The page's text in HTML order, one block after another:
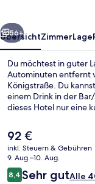
Weiter
56+
ÜbersichtZimmerLage
Du möchtest in guter
Autominuten entfernt
Königstraße. Du
einem Drink in der
dieses Hotel nur eine
Personal zu
einen kurzen
Minuten und zur U-
Der
aktuelle
Preis
beträgt
92 €.
92 €
inkl. Steuern & Gebühren
9. Aug.–10. Aug.
Bewertungen
8,48,4 von 10.
Sehr gutAlle